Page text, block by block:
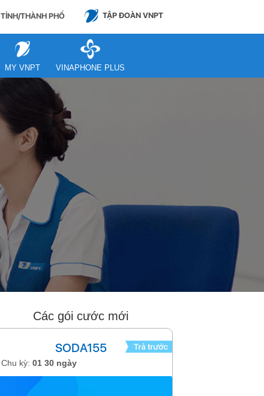
TỈNH/THÀNH PHỐ TẬP ĐOÀN VNPT
MY VNPT VINAPHONE PLUS
Các gói cước mới
SODA155
Chu kỳ:01 30 ngày